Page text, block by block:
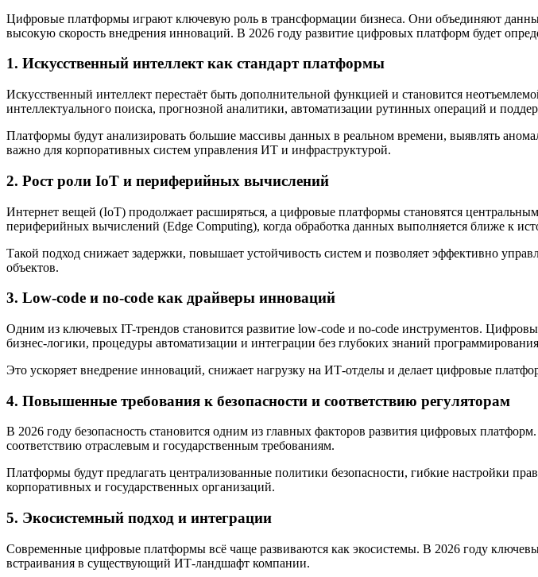
Цифровые платформы играют ключевую роль в трансформации бизнеса. Они объединяют
высокую скорость внедрения инноваций. В 2026 году развитие цифровых платформ будет
1. Искусственный интеллект как стандарт платформы
Искусственный интеллект перестаёт быть дополнительной функцией и становится
интеллектуального поиска, прогнозной аналитики, автоматизации рутинных операций и
Платформы будут анализировать большие массивы данных в реальном времени, выявлять
важно для корпоративных систем управления ИТ и инфраструктурой.
2. Рост роли IoT и периферийных вычислений
Интернет вещей (IoT) продолжает расширяться, а цифровые платформы становятся
периферийных вычислений (Edge Computing), когда обработка данных выполняется ближе к
Такой подход снижает задержки, повышает устойчивость систем и позволяет эффективно
объектов.
3. Low-code и no-code как драйверы инноваций
Одним из ключевых IT-трендов становится развитие low-code и no-code инструментов.
бизнес-логики, процедуры автоматизации и интеграции без глубоких знаний
Это ускоряет внедрение инноваций, снижает нагрузку на ИТ-отделы и делает цифровые
4. Повышенные требования к безопасности и соответствию регуляторам
В 2026 году безопасность становится одним из главных факторов развития цифровых
соответствию отраслевым и государственным требованиям.
Платформы будут предлагать централизованные политики безопасности, гибкие настройки
корпоративных и государственных организаций.
5. Экосистемный подход и интеграции
Современные цифровые платформы всё чаще развиваются как экосистемы. В 2026 году
встраивания в существующий ИТ-ландшафт компании.